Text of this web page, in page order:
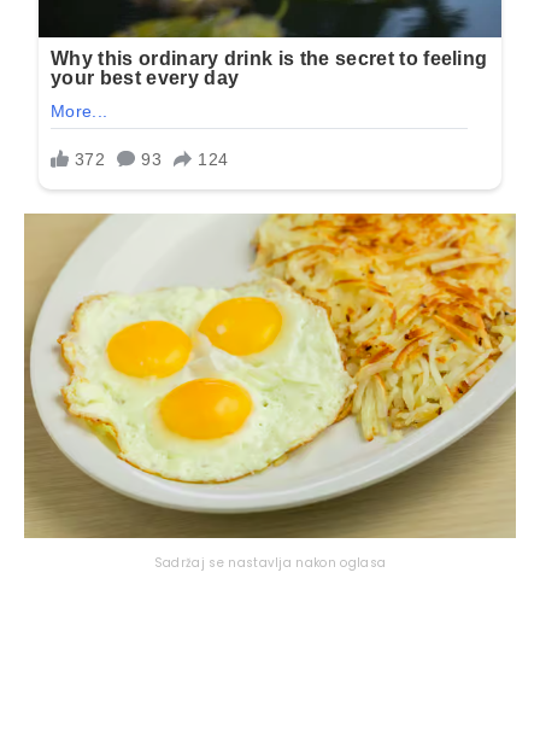
Sadržaj se nastavlja nakon oglasa